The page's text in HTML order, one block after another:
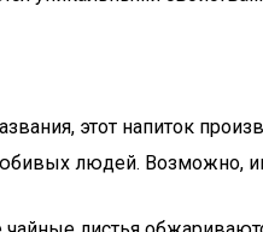
этот напиток
людей. Возможно,